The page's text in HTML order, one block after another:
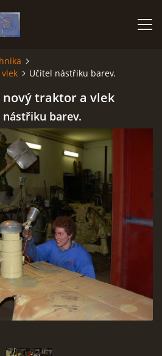
Učitel nástřiku barev.
traktor a vlek
nástřiku barev.